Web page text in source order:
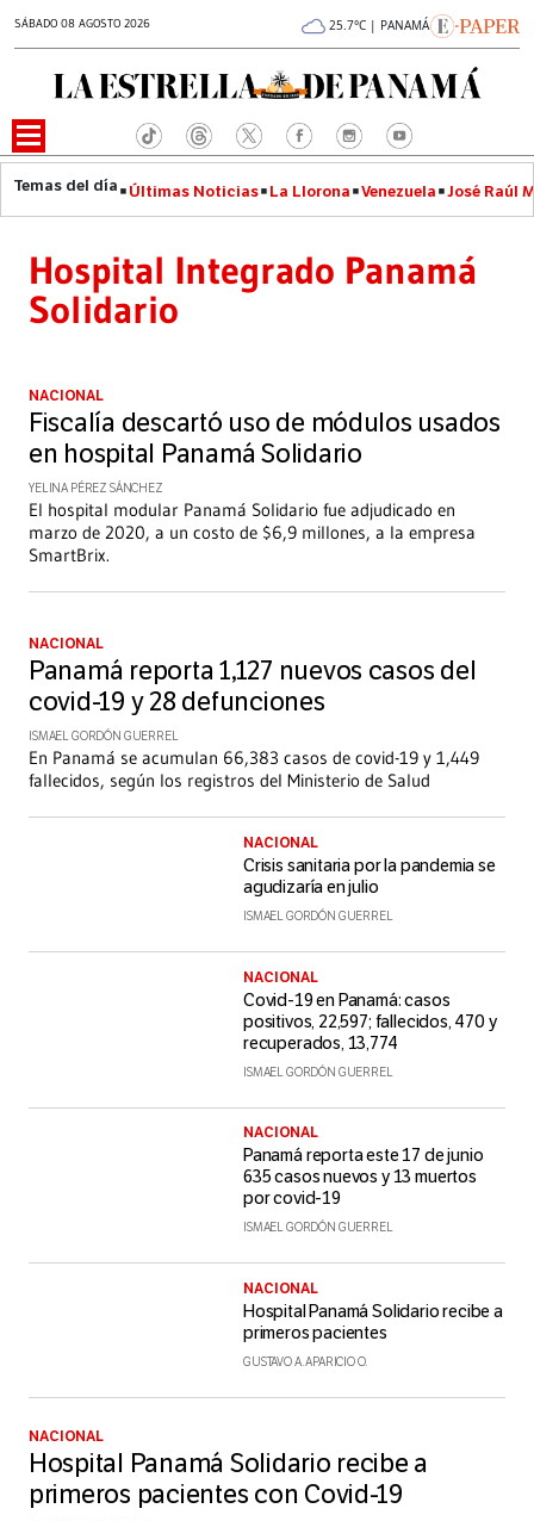
SÁBADO 08 AGOSTO 2026 25.7°C | PANAMÁ
Últimas Noticias La Llorona Venezuela José Raúl
Hospital Integrado Panamá
Solidario
NACIONAL
Fiscalía descartó uso de módulos usados
en hospital Panamá Solidario
YELINA PÉREZ SÁNCHEZ
El hospital modular Panamá Solidario fue adjudicado en
marzo de 2020, a un costo de $6,9 millones, a la empresa
SmartBrix.
NACIONAL
Panamá reporta 1,127 nuevos casos del
covid-19 y 28 defunciones
ISMAEL GORDÓN GUERREL
En Panamá se acumulan 66,383 casos de covid-19 y 1,449
fallecidos, según los registros del Ministerio de Salud
NACIONAL
Crisis sanitaria por la pandemia se
agudizaría en julio
ISMAEL GORDÓN GUERREL
NACIONAL
Covid-19 en Panamá: casos
positivos, 22,597; fallecidos, 470 y
recuperados, 13,774
ISMAEL GORDÓN GUERREL
NACIONAL
Panamá reporta este 17 de junio
635 casos nuevos y 13 muertos
por covid-19
ISMAEL GORDÓN GUERREL
NACIONAL
Hospital Panamá Solidario recibe a
primeros pacientes
GUSTAVO A. APARICIO O.
NACIONAL
Hospital Panamá Solidario recibe a
primeros pacientes con Covid-19